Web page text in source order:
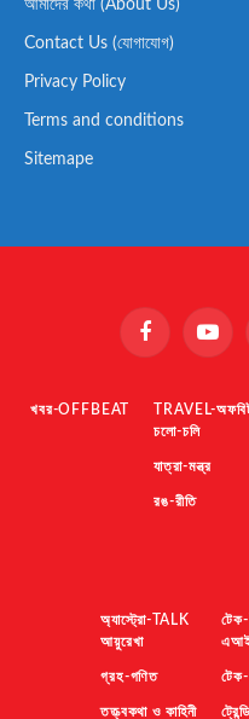
আমাদের কথা (About Us)
Contact Us (যোগাযোগ)
Privacy Policy
Terms and conditions
Sitemape
Facebook
খবর-OFFBEAT
TRAVEL-
চলো-চলি
যাত্রা-মন্ত্র
রঙ-রীতি
অ্যাস্ট্রো-TALK
আয়ুরেখা
গ্রহ-গণিত
তত্ত্বকথা ও কাহিনী